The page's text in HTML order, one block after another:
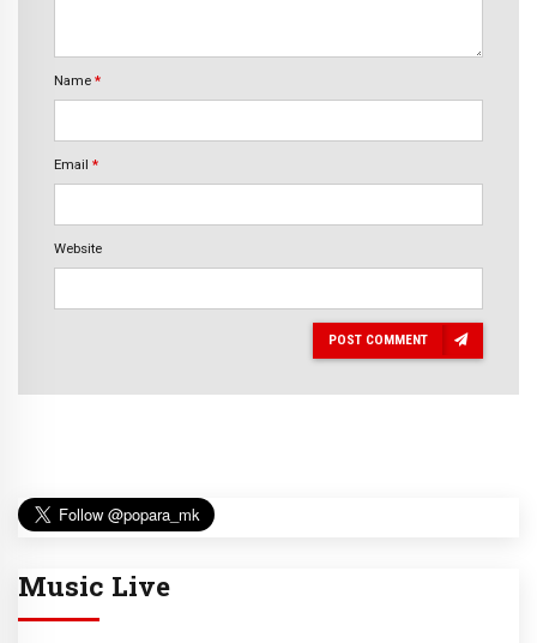
Name *
Email *
Website
POST COMMENT
Music Live